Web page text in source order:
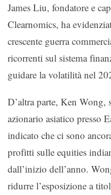
James Liu, fondatore e
Clearnomics, ha
crescente guerra
ricorrenti sul sistema
guidare la volatilità nel
D’altra parte, Ken Wong,
azionario asiatico presso
indicato che ci sono
profitti sulle equities
dall’inizio dell’anno.
ridurre l’esposizione a